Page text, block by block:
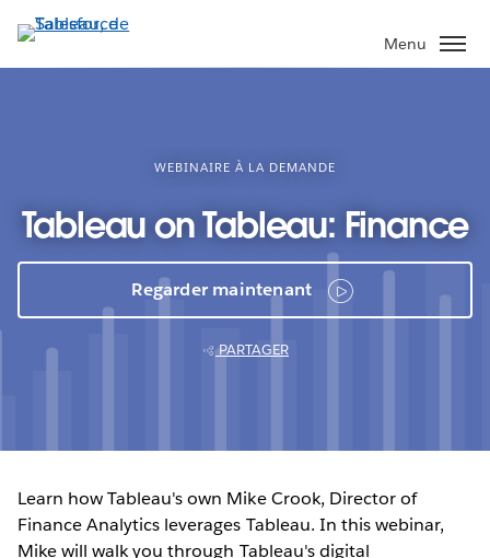
Aller
au
contenu
Menu
WEBINAIRE À LA DEMANDE
Tableau on Tableau: Finance
Regarder maintenant
PARTAGER
Learn how Tableau's own Mike Crook, Director of
Finance Analytics leverages Tableau. In this webinar,
Mike will walk you through Tableau's digital